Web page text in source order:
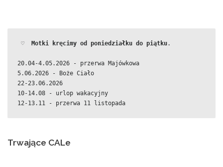
♡ Motki kręcimy od poniedziałku do piątku.
20.04-4.05.2026 - przerwa Majówkowa
5.06.2026 - Boże Ciało
22-23.06.2026
10-14.08 - urlop wakacyjny
12-13.11 - przerwa 11 listopada
Trwające CALe